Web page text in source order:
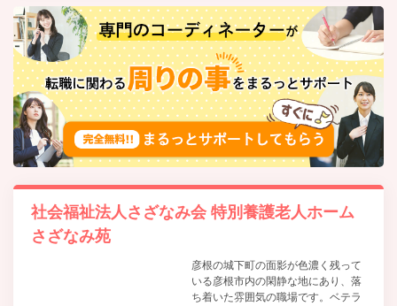
社会福祉法人さざなみ会 特別養護老人ホーム
さざなみ苑
彦根の城下町の面影が色濃く残って
いる彦根市内の閑静な地にあり、落
ち着いた雰囲気の職場です。ベテラ